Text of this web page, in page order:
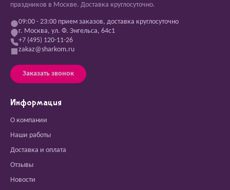
праздников в Москве. Доставка круглосуточно.
09:00 - 23:00 прием заказов, доставка круглосуточно
г. Москва, ул. Ф. Энгельса, 64с1
+7 (495) 120-11-26
zakaz@sharkom.ru
Заказать звонок
Информация
О компании
Наши работы
Доставка и оплата
Отзывы
Новости